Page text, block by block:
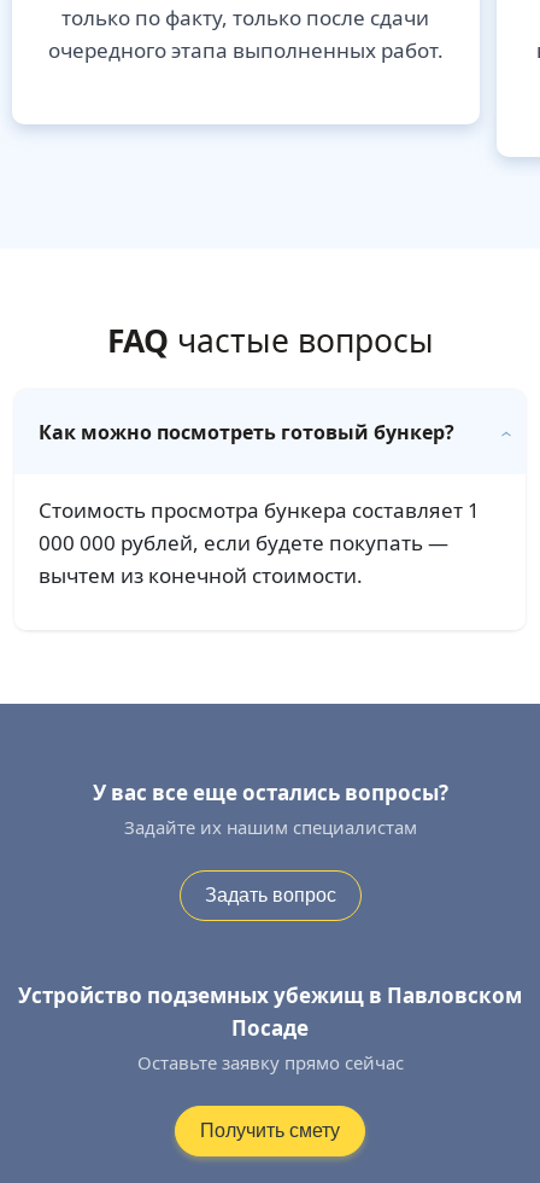
только по факту, только после сдачи
очередного этапа выполненных работ.
FAQ частые вопросы
Как можно посмотреть готовый бункер?
Стоимость просмотра бункера составляет 1
000 000 рублей, если будете покупать —
вычтем из конечной стоимости.
У вас все еще остались вопросы?
Задайте их нашим специалистам
Задать вопрос
Устройство подземных убежищ в Павловском
Посаде
Оставьте заявку прямо сейчас
Получить смету